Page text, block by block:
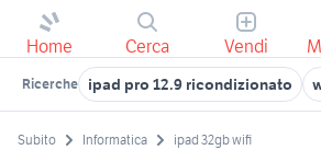
Home Cerca Vendi
Ricerche ipad pro 12.9 ricondizionato
Subito Informatica ipad 32gb wifi